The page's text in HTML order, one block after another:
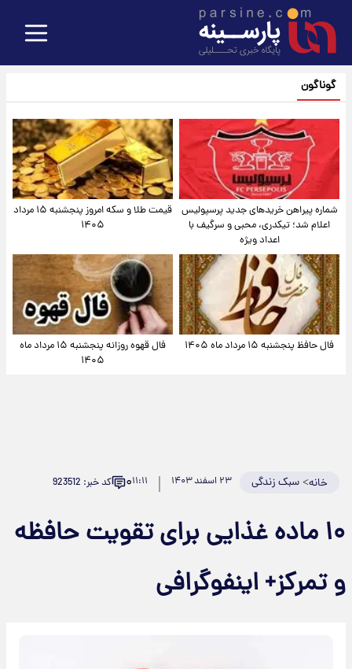
گوناگون
شماره پیراهن خریدهای جدید پرسپولیس
اعلام شد؛ تیکدری، محبی و سرگیف با
اعداد ویژه
قیمت طلا و سکه امروز پنجشنبه ۱۵ مرداد
۱۴۰۵
فال حافظ پنجشنبه ۱۵ مرداد ماه ۱۴۰۵
فال قهوه روزانه پنجشنبه ۱۵ مرداد ماه
۱۴۰۵
خانه>سبک زندگی ۲۳ اسفند ۱۴۰۳ ۱۱:۱۱۰ کد خبر: 923512
۱۰ ماده غذایی برای تقویت حافظه
و تمرکز+ اینفوگرافی